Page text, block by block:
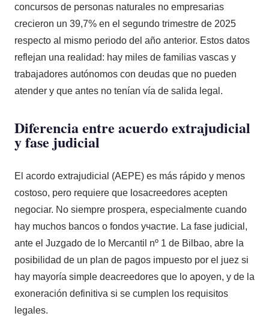
concursos de personas naturales no empresarias
crecieron un 39,7% en el segundo trimestre de 2025
respecto al mismo periodo del año anterior. Estos datos
reflejan una realidad: hay miles de familias vascas y
trabajadores autónomos con deudas que no pueden
atender y que antes no tenían vía de salida legal.
Diferencia entre acuerdo extrajudicial
y fase judicial
El acordo extrajudicial (AEPE) es más rápido y menos
costoso, pero requiere que losacreedores acepten
negociar. No siempre prospera, especialmente cuando
hay muchos bancos o fondos участие. La fase judicial,
ante el Juzgado de lo Mercantil nº 1 de Bilbao, abre la
posibilidad de un plan de pagos impuesto por el juez si
hay mayoría simple deacreedores que lo apoyen, y de la
exoneración definitiva si se cumplen los requisitos
legales.